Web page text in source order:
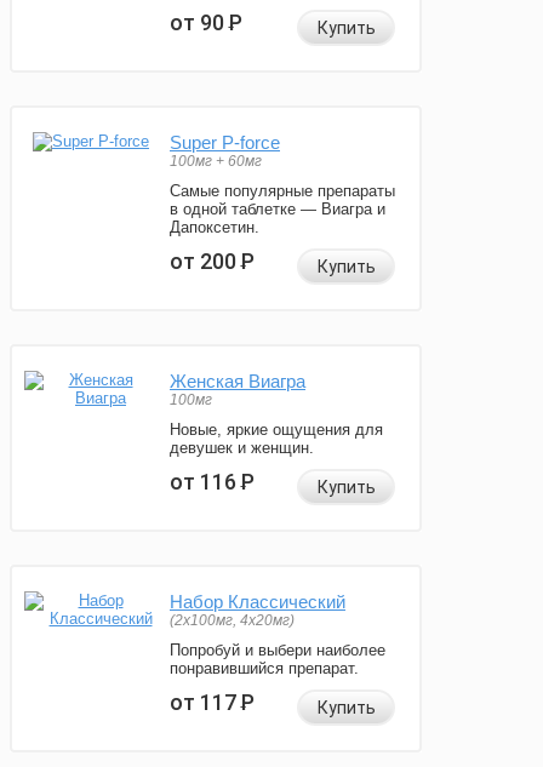
от 90Р Купить
Super P-force
100мг + 60мг
Самые популярные препараты
в одной таблетке — Виагра и
Дапоксетин.
от 200Р Купить
Женская Виагра
100мг
Новые, яркие ощущения для
девушек и женщин.
от 116Р Купить
Набор Классический
(2x100мг, 4x20мг)
Попробуй и выбери наиболее
понравившийся препарат.
от 117Р Купить